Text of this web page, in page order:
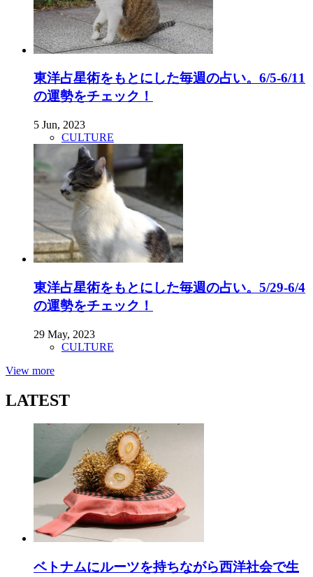
東洋占星術をもとにした毎週の占い。6/5-6/11
の運勢をチェック！
5 Jun, 2023
CULTURE
東洋占星術をもとにした毎週の占い。5/29-6/4
の運勢をチェック！
29 May, 2023
CULTURE
View more
LATEST
ベトナムにルーツを持ちながら西洋社会で生